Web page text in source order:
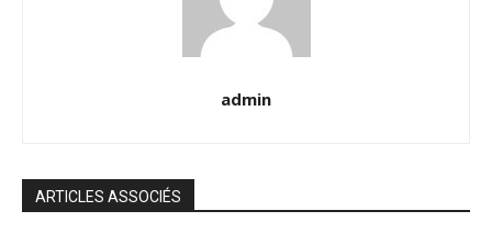
admin
ARTICLES ASSOCIÉS